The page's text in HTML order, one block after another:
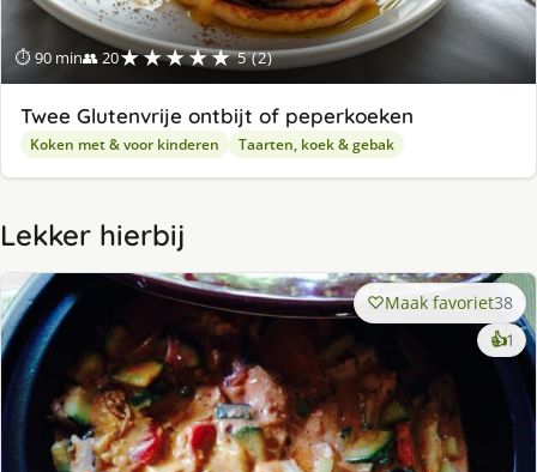
⏱ 90 min👥 20★★★★★ 5 (2)
Twee Glutenvrije ontbijt of peperkoeken
Koken met & voor kinderen Taarten, koek & gebak
Lekker hierbij
Maak favoriet38
👍1